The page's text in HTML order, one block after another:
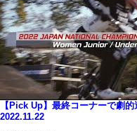
【Pick Up】最終コーナーで劇
2022.11.22